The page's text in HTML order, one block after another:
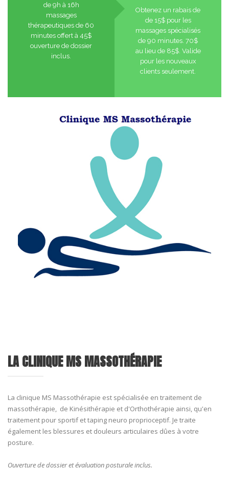
de 9h à 16h
massages
thérapeutiques de 60
minutes offert à 45$
ouverture de dossier
inclus.
Obtenez un rabais de
de 15$ pour les
massages spécialisés
de 90 minutes. 70$
au lieu de 85$. Valide
pour les nouveaux
clients seulement.
LA CLINIQUE MS MASSOTHÉRAPIE
La clinique MS Massothérapie est spécialisée en traitement de
massothérapie, de Kinésithérapie et d'Orthothérapie ainsi, qu'en
traitement pour sportif et taping neuro proprioceptif. Je traite
également les blessures et douleurs articulaires dûes à votre
posture.
Ouverture de dossier et évaluation posturale inclus.